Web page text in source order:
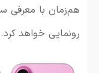
رونمایی خواهد کرد.